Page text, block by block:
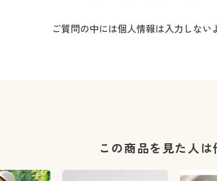
ご質問の中には個人情報は入力しない
この商品を見た人